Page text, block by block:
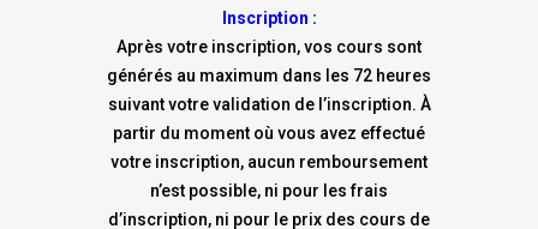
Inscription :
Après votre inscription, vos cours sont
générés au maximum dans les 72 heures
suivant votre validation de l’inscription. À
partir du moment où vous avez effectué
votre inscription, aucun remboursement
n’est possible, ni pour les frais
d’inscription, ni pour le prix des cours de